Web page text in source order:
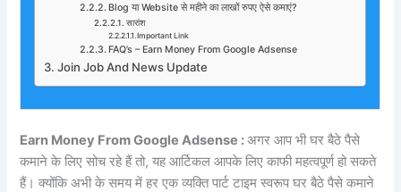
Blog या Website से महीने का लाखों रुपए ऐसे कमाएं?
सारांश
Important Link
FAQ’s – Earn Money From Google Adsense
Join Job And News Update
Earn Money From Google Adsense :अगर आप भी घर बैठे पैसे
कमाने के लिए सोच रहे हैं तो, यह आर्टिकल आपके लिए काफी महत्वपूर्ण हो सकते
हैं। क्योंकि अभी के समय में हर एक व्यक्ति पार्ट टाइम स्वरूप घर बैठे पैसे कमाने